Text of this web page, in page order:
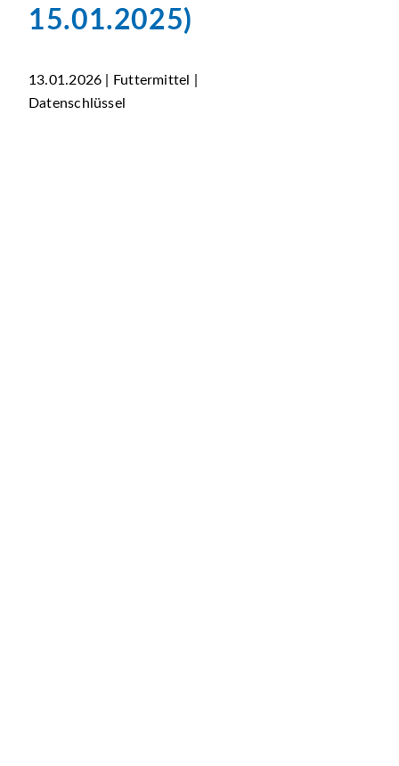
15.01.2025)
13.01.2026 | Futtermittel |
Datenschlüssel